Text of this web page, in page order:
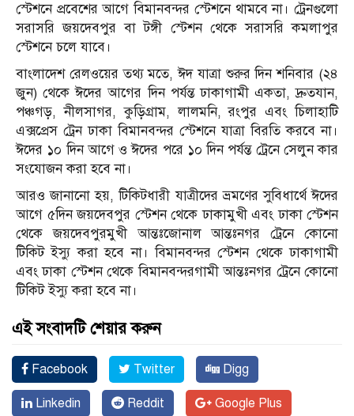
স্টেশনে প্রবেশের আগে বিমানবন্দর স্টেশনে থামবে না। ট্রেনগুলো
সরাসরি জয়দেবপুর বা টঙ্গী স্টেশন থেকে সরাসরি কমলাপুর
স্টেশনে চলে যাবে।
বাংলাদেশ রেলওয়ের তথ্য মতে, ঈদ যাত্রা শুরুর দিন শনিবার (২৪
জুন) থেকে ঈদের আগের দিন পর্যন্ত ঢাকাগামী একতা, দ্রুতযান,
পঞ্চগড়, নীলসাগর, কুড়িগ্রাম, লালমনি, রংপুর এবং চিলাহাটি
এক্সপ্রেস ট্রেন ঢাকা বিমানবন্দর স্টেশনে যাত্রা বিরতি করবে না।
ঈদের ১০ দিন আগে ও ঈদের পরে ১০ দিন পর্যন্ত ট্রেনে সেলুন কার
সংযোজন করা হবে না।
আরও জানানো হয়, টিকিটধারী যাত্রীদের ভ্রমণের সুবিধার্থে ঈদের
আগে ৫দিন জয়দেবপুর স্টেশন থেকে ঢাকামুখী এবং ঢাকা স্টেশন
থেকে জয়দেবপুরমুখী আন্তঃজোনাল আন্তঃনগর ট্রেনে কোনো
টিকিট ইস্যু করা হবে না। বিমানবন্দর স্টেশন থেকে ঢাকাগামী
এবং ঢাকা স্টেশন থেকে বিমানবন্দরগামী আন্তঃনগর ট্রেনে কোনো
টিকিট ইস্যু করা হবে না।
এই সংবাদটি শেয়ার করুন
Facebook Twitter Digg
Linkedin Reddit Google Plus